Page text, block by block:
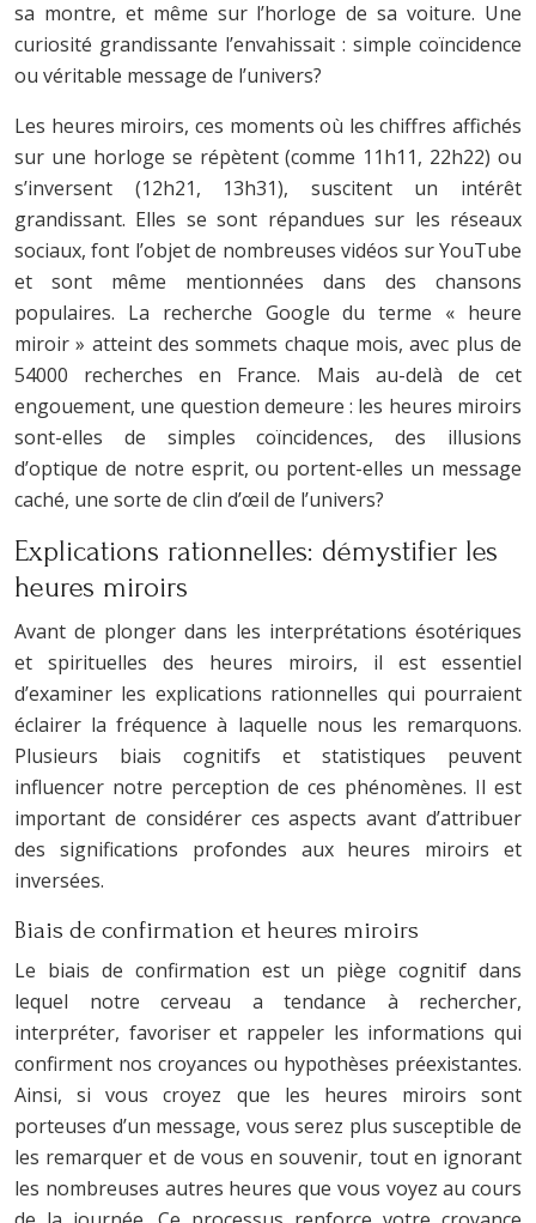
sa montre, et même sur l’horloge de sa voiture. Une
curiosité grandissante l’envahissait : simple coïncidence
ou véritable message de l’univers?
Les heures miroirs, ces moments où les chiffres affichés
sur une horloge se répètent (comme 11h11, 22h22) ou
s’inversent (12h21, 13h31), suscitent un intérêt
grandissant. Elles se sont répandues sur les réseaux
sociaux, font l’objet de nombreuses vidéos sur YouTube
et sont même mentionnées dans des chansons
populaires. La recherche Google du terme « heure
miroir » atteint des sommets chaque mois, avec plus de
54000 recherches en France. Mais au-delà de cet
engouement, une question demeure : les heures miroirs
sont-elles de simples coïncidences, des illusions
d’optique de notre esprit, ou portent-elles un message
caché, une sorte de clin d’œil de l’univers?
Explications rationnelles: démystifier les
heures miroirs
Avant de plonger dans les interprétations ésotériques
et spirituelles des heures miroirs, il est essentiel
d’examiner les explications rationnelles qui pourraient
éclairer la fréquence à laquelle nous les remarquons.
Plusieurs biais cognitifs et statistiques peuvent
influencer notre perception de ces phénomènes. Il est
important de considérer ces aspects avant d’attribuer
des significations profondes aux heures miroirs et
inversées.
Biais de confirmation et heures miroirs
Le biais de confirmation est un piège cognitif dans
lequel notre cerveau a tendance à rechercher,
interpréter, favoriser et rappeler les informations qui
confirment nos croyances ou hypothèses préexistantes.
Ainsi, si vous croyez que les heures miroirs sont
porteuses d’un message, vous serez plus susceptible de
les remarquer et de vous en souvenir, tout en ignorant
les nombreuses autres heures que vous voyez au cours